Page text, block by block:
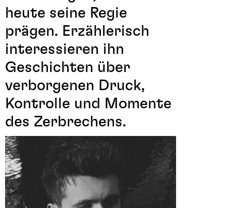
heute seine Regie
prägen. Erzählerisch
interessieren ihn
Geschichten über
verborgenen Druck,
Kontrolle und Momente
des Zerbrechens.